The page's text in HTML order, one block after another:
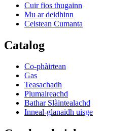
Cuir fios thugainn
Mu ar deidhinn
Ceistean Cumanta
Catalog
Co-phàirtean
Gas
Teasachadh
Plumaireachd
Bathar Slàintealachd
Inneal-glanaidh uisge